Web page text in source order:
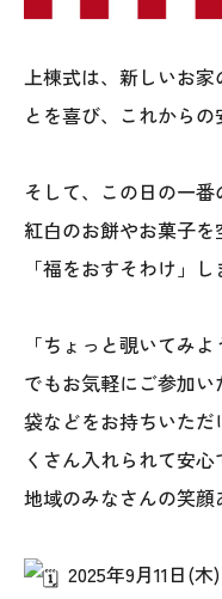
資料請求
お問い合わせ
〒941-0062
0120-
上棟式は、新しいお
とを喜び、これからの
そして、この日の一番
紅白のお餅やお菓子
「福をおすそわけ」し
「ちょっと覗いてみ
でもお気軽にご参加い
袋などをお持ちいた
くさん入れられて安心
地域のみなさんの笑顔
2025年9月11日(